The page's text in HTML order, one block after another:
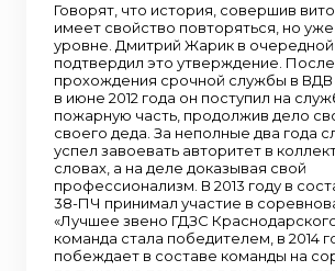
Говорят, что история, совершив
имеет свойство повторяться, но
уровне. Дмитрий Жарик в очередной
подтвердил это утверждение. После
прохождения срочной службы в
в июне 2012 года он поступил на
пожарную часть, продолжив дело
своего деда. За неполные два года
успел завоевать авторитет в
словах, а на деле доказывая свой
профессионализм. В 2013 году в
38-ПЧ принимал участие в
«Лучшее звено ГДЗС
команда стала победителем, в 2014
побеждает в составе команды на